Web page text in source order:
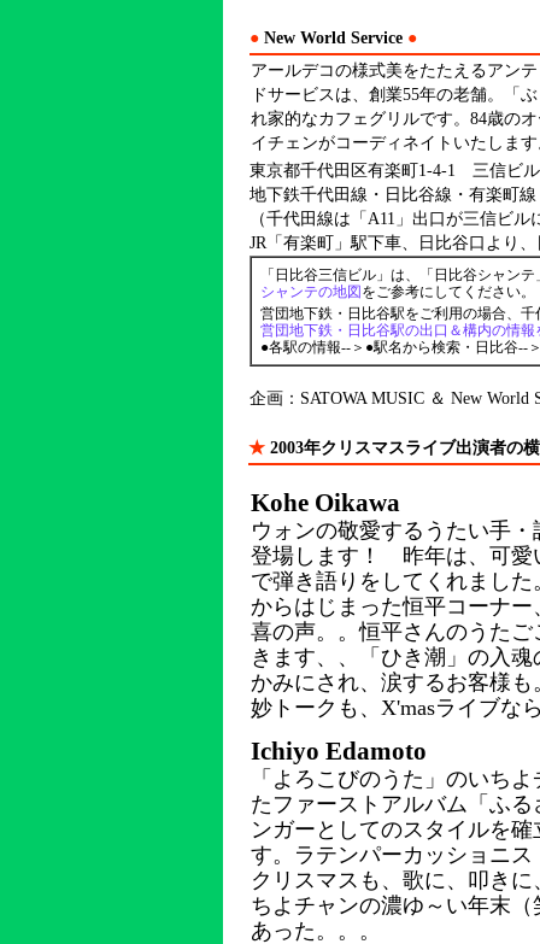
● New World Service ●
アールデコの様式美をたたえるアン
ドサービスは、創業55年の老舗。「
れ家的なカフェグリルです。84歳の
イチェンがコーディネイトいたしま
東京都千代田区有楽町1-4-1 三信ビ
地下鉄千代田線・日比谷線・有楽町
（千代田線は「A11」出口が三信ビル
JR「有楽町」駅下車、日比谷口より
「日比谷三信ビル」は、「日比谷シャン
シャンテの地図 をご参考にしてください。
営団地下鉄・日比谷駅をご利用の場合、
営団地下鉄・日比谷駅の出口＆構内の情
●各駅の情報--＞●駅名から検索・日比谷--
企画：SATOWA MUSIC ＆ New World
★ 2003年クリスマスライブ出演者の
Kohe Oikawa
ウォンの敬愛するうたい手
登場します！ 昨年は、可愛
で弾き語りをしてくれまし
からはじまった恒平コーナ
喜の声。。恒平さんのうた
きます、、「ひき潮」の入
かみにされ、涙するお客様
妙トークも、X'masライブな
Ichiyo Edamoto
「よろこびのうた」のいち
たファーストアルバム「ふ
ンガーとしてのスタイルを
す。ラテンパーカッショニ
クリスマスも、歌に、叩き
ちよチャンの濃ゆ～い年末
あった。。。